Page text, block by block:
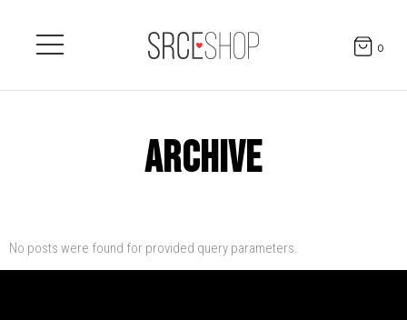
0
ARCHIVE
No posts were found for provided query parameters.